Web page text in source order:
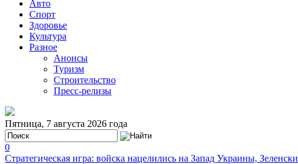
Авто
Спорт
Здоровье
Культура
Разное
Анонсы
Туризм
Строительство
Пресс-релизы
Пятница, 7 августа 2026 года
0
Стратегическая игра: войска нацелились на Запад Украины,